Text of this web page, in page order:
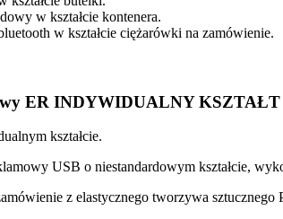
ER INDYWIDUALNY
kształcie.
USB o niestandardowym kształcie,
z elastycznego tworzywa sztucznego